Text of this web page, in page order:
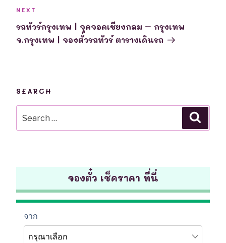
Next
Post
NEXT
รถทัวร์กรุงเทพ | จุดจอดเชียงกลม – กรุงเทพ
จ.กรุงเทพ | จองตั๋วรถทัวร์ ตารางเดินรถ
SEARCH
for:
จองตั๋ว เช็คราคา ที่นี่